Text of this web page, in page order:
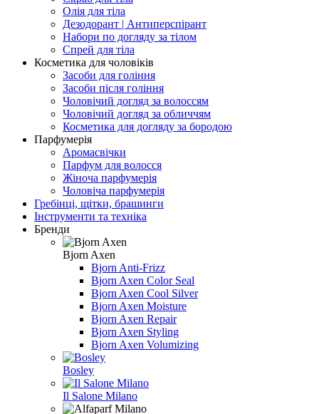
Олія для тіла
Дезодорант | Антиперспірант
Набори по догляду за тілом
Спрей для тіла
Косметика для чоловіків
Засоби для гоління
Засоби після гоління
Чоловічий догляд за волоссям
Чоловічий догляд за обличчям
Косметика для догляду за бородою
Парфумерія
Аромасвічки
Парфум для волосся
Жіноча парфумерія
Чоловіча парфумерія
Гребінці, щітки, брашинги
Інструменти та техніка
Бренди
Bjorn Axen
Bjorn Anti-Frizz
Bjorn Axen Color Seal
Bjorn Axen Cool Silver
Bjorn Axen Moisture
Bjorn Axen Repair
Bjorn Axen Styling
Bjorn Axen Volumizing
Bosley
Il Salone Milano